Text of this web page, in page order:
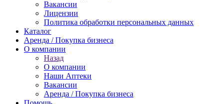
Вакансии
Лицензии
Политика обработки персональных данных
Каталог
Аренда / Покупка бизнеса
О компании
Назад
О компании
Наши Аптеки
Вакансии
Аренда / Покупка бизнеса